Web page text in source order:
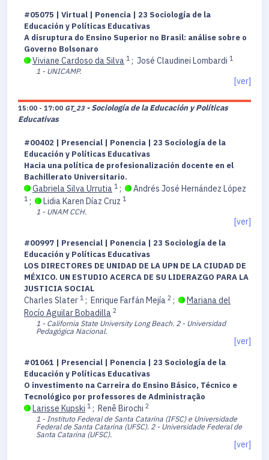
#05075 | Virtual | Ponencia | 23 Sociología de la
Educación y Políticas Educativas
A disruptura do Ensino Superior no Brasil: análise sobre o
Governo Bolsonaro
Viviane Cardoso da Silva 1 ; José Claudinei Lombardi 1
1 - UNICAMP.
[ver]
15:00 - 17:00 GT_23 - Sociología de la Educación y Políticas
Educativas
#00402 | Presencial | Ponencia | 23 Sociología de la
Educación y Políticas Educativas
Hacia una política de profesionalización docente en el
Bachillerato Universitario.
Gabriela Silva Urrutia 1 ; Andrés José Hernández López
1 ; Lidia Karen Díaz Cruz 1
1 - UNAM CCH.
[ver]
#00997 | Presencial | Ponencia | 23 Sociología de la
Educación y Políticas Educativas
LOS DIRECTORES DE UNIDAD DE LA UPN DE LA CIUDAD DE
MÉXICO. UN ESTUDIO ACERCA DE SU LIDERAZGO PARA LA
JUSTICIA SOCIAL
Charles Slater 1 ; Enrique Farfán Mejía 2 ;
Mariana del
Rocío Aguilar Bobadilla 2
1 - California State University Long Beach. 2 - Universidad
Pedagógica Nacional.
[ver]
#01061 | Presencial | Ponencia | 23 Sociología de la
Educación y Políticas Educativas
O investimento na Carreira do Ensino Básico, Técnico e
Tecnológico por professores de Administração
Larisse Kupski 1 ; Renê Birochi 2
1 - Instituto Federal de Santa Catarina (IFSC) e Universidade
Federal de Santa Catarina (UFSC). 2 - Universidade Federal de
Santa Catarina (UFSC).
[ver]